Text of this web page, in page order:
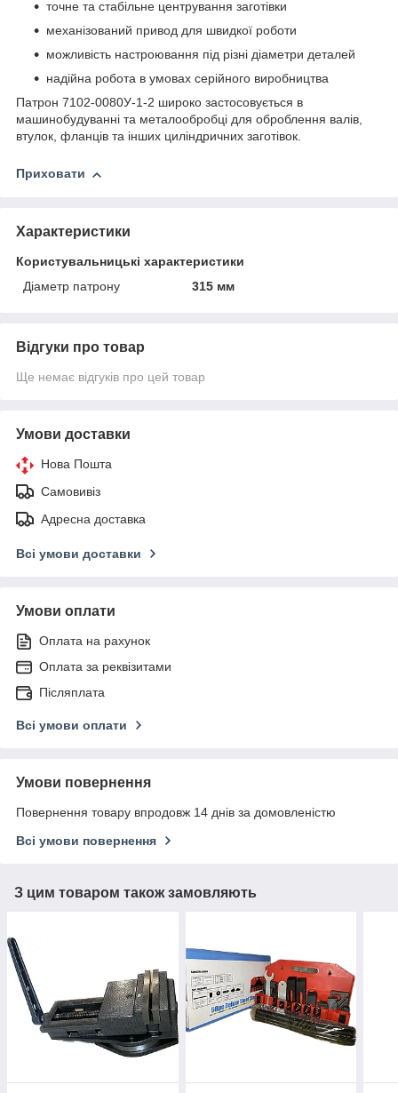
точне та стабільне центрування заготівки
механізований привод для швидкої роботи
можливість настроювання під різні діаметри деталей
надійна робота в умовах серійного виробництва
Патрон 7102-0080У-1-2 широко застосовується в
машинобудуванні та металообробці для оброблення валів,
втулок, фланців та інших циліндричних заготівок.
Приховати
Характеристики
Користувальницькі характеристики
Діаметр патрону
315 мм
Відгуки про товар
Ще немає відгуків про цей товар
Умови доставки
Нова Пошта
Самовивіз
Адресна доставка
Всі умови доставки
Умови оплати
Оплата на рахунок
Оплата за реквізитами
Післяплата
Всі умови оплати
Умови повернення
Повернення товару впродовж 14 днів за домовленістю
Всі умови повернення
З цим товаром також замовляють